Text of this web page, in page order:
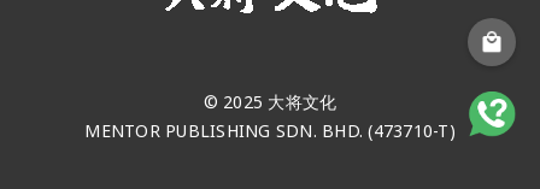
© 2025 大将文化
MENTOR PUBLISHING SDN. BHD. (473710-T)